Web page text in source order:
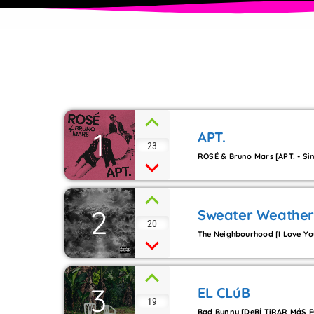
1 23 APT.
ROSÉ & Bruno Mars [APT. -
2 20 Sweater Weather
The Neighbourhood [I Love
3 19 EL CLúB